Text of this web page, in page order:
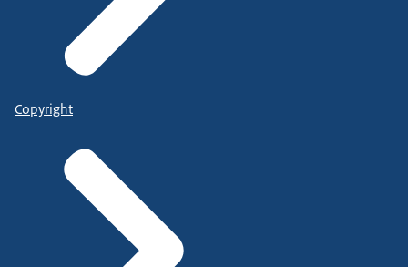
Copyright